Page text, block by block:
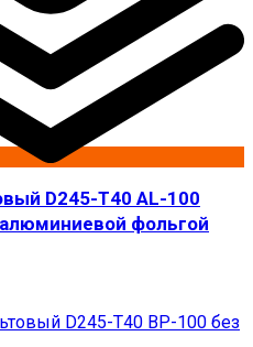
D245-T40 AL-100
фольгой